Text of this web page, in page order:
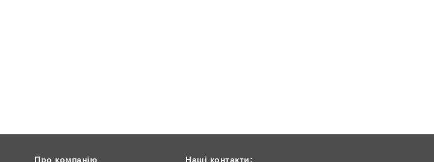
Наші контакти:
Про компанію